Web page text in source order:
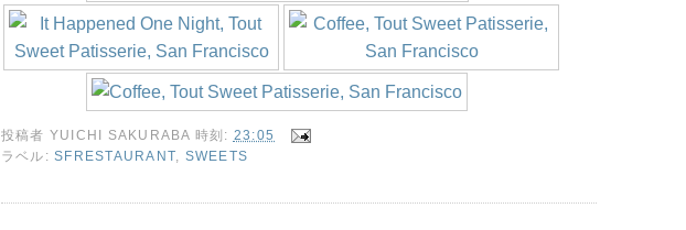
投稿者 YUICHI SAKURABA 時刻: 23:05
ラベル:SFRESTAURANT SWEETS